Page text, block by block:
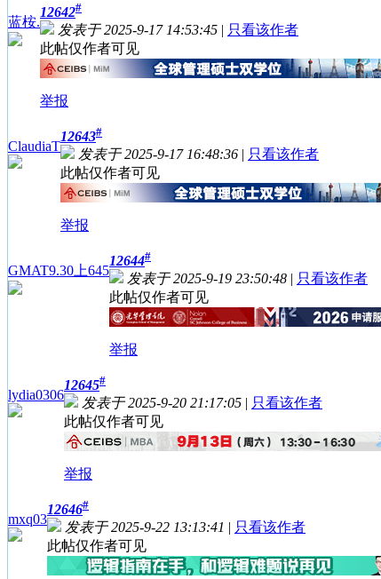
蓝桉.
12642#
发表于 2025-9-17 14:53:45 | 只看该作者
此帖仅作者可见
举报
ClaudiaT
12643#
发表于 2025-9-17 16:48:36 | 只看该作者
此帖仅作者可见
举报
GMAT9.30上645
12644#
发表于 2025-9-19 23:50:48 | 只看该作者
此帖仅作者可见
举报
lydia0306
12645#
发表于 2025-9-20 21:17:05 | 只看该作者
此帖仅作者可见
举报
mxq03
12646#
发表于 2025-9-22 13:13:41 | 只看该作者
此帖仅作者可见